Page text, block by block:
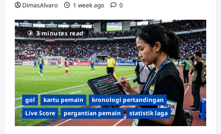
DimasAlvaro 1 week ago 0
3 minutes read
gol kartu pemain
kronologi pertandingan
Live Score
pergantian pemain statistik laga